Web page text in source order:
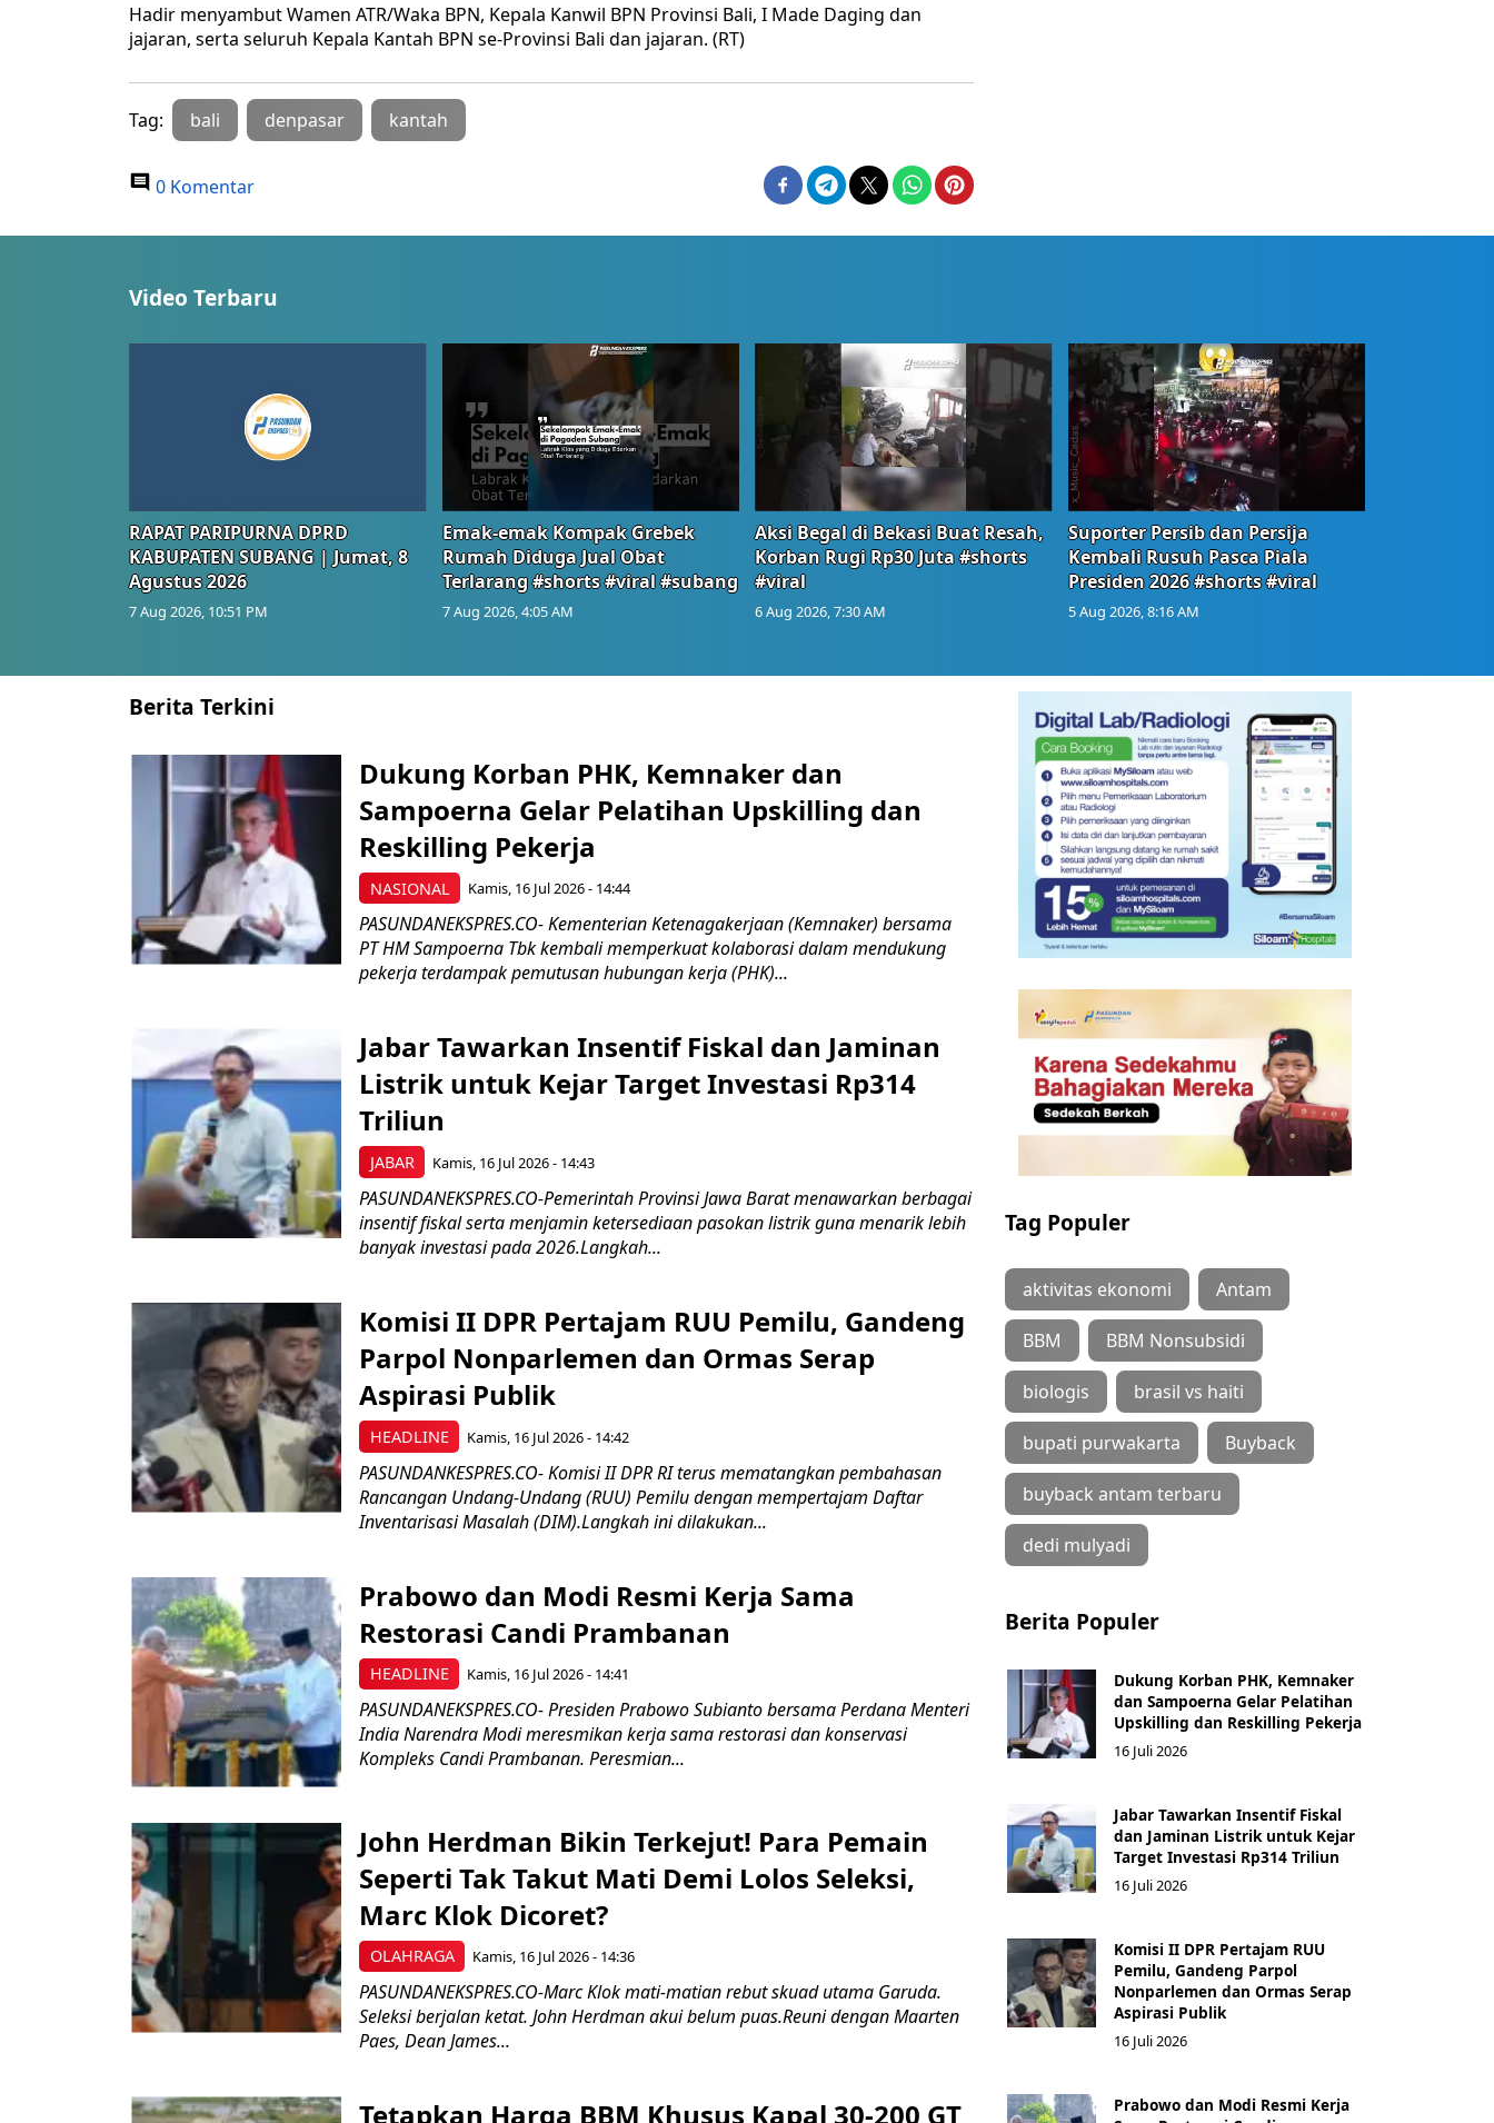
Hadir menyambut Wamen ATR/Waka BPN, Kepala Kanwil BPN Provinsi Bali, I Made Daging dan
jajaran, serta seluruh Kepala Kantah BPN se-Provinsi Bali dan jajaran. (RT)
Tag: bali denpasar kantah
0 Komentar
Video Terbaru
RAPAT PARIPURNA DPRD
KABUPATEN SUBANG | Jumat, 8
Agustus 2026
7 Aug 2026, 10:51 PM
Emak-emak Kompak Grebek
Rumah Diduga Jual Obat
Terlarang #shorts #viral #subang
7 Aug 2026, 4:05 AM
Aksi Begal di Bekasi Buat Resah,
Korban Rugi Rp30 Juta #shorts
#viral
6 Aug 2026, 7:30 AM
Suporter Persib dan Persija
Kembali Rusuh Pasca Piala
Presiden 2026 #shorts #viral
5 Aug 2026, 8:16 AM
Berita Terkini
NASIONAL
Dukung Korban PHK, Kemnaker dan
Sampoerna Gelar Pelatihan Upskilling dan
Reskilling Pekerja
Kamis, 16 Jul 2026 - 14:44
PASUNDANEKSPRES.CO- Kementerian Ketenagakerjaan (Kemnaker) bersama
PT HM Sampoerna Tbk kembali memperkuat kolaborasi dalam mendukung
pekerja terdampak pemutusan hubungan kerja (PHK)...
JABAR
Jabar Tawarkan Insentif Fiskal dan Jaminan
Listrik untuk Kejar Target Investasi Rp314
Triliun
Kamis, 16 Jul 2026 - 14:43
PASUNDANEKSPRES.CO-Pemerintah Provinsi Jawa Barat menawarkan berbagai
insentif fiskal serta menjamin ketersediaan pasokan listrik guna menarik lebih
banyak investasi pada 2026.Langkah...
HEADLINE
Komisi II DPR Pertajam RUU Pemilu, Gandeng
Parpol Nonparlemen dan Ormas Serap
Aspirasi Publik
Kamis, 16 Jul 2026 - 14:42
PASUNDANKESPRES.CO- Komisi II DPR RI terus mematangkan pembahasan
Rancangan Undang-Undang (RUU) Pemilu dengan mempertajam Daftar
Inventarisasi Masalah (DIM).Langkah ini dilakukan...
HEADLINE
Prabowo dan Modi Resmi Kerja Sama
Restorasi Candi Prambanan
Kamis, 16 Jul 2026 - 14:41
PASUNDANEKSPRES.CO- Presiden Prabowo Subianto bersama Perdana Menteri
India Narendra Modi meresmikan kerja sama restorasi dan konservasi
Kompleks Candi Prambanan. Peresmian...
OLAHRAGA
John Herdman Bikin Terkejut! Para Pemain
Seperti Tak Takut Mati Demi Lolos Seleksi,
Marc Klok Dicoret?
Kamis, 16 Jul 2026 - 14:36
PASUNDANEKSPRES.CO-Marc Klok mati-matian rebut skuad utama Garuda.
Seleksi berjalan ketat. John Herdman akui belum puas.Reuni dengan Maarten
Paes, Dean James...
Tetapkan Harga BBM Khusus Kapal 30-200 GT
Tag Populer
aktivitas ekonomi Antam
BBM BBM Nonsubsidi
biologis brasil vs haiti
bupati purwakarta Buyback
buyback antam terbaru
dedi mulyadi
Berita Populer
Dukung Korban PHK, Kemnaker
dan Sampoerna Gelar Pelatihan
Upskilling dan Reskilling Pekerja
16 Juli 2026
Jabar Tawarkan Insentif Fiskal
dan Jaminan Listrik untuk Kejar
Target Investasi Rp314 Triliun
16 Juli 2026
Komisi II DPR Pertajam RUU
Pemilu, Gandeng Parpol
Nonparlemen dan Ormas Serap
Aspirasi Publik
16 Juli 2026
Prabowo dan Modi Resmi Kerja